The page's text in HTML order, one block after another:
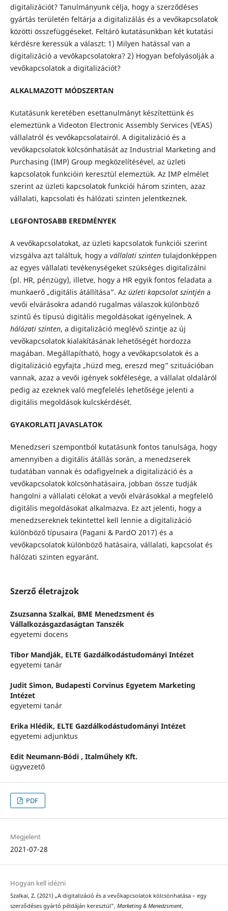
digitalizációt? Tanulmányunk célja, hogy a szerződéses
gyártás területén feltárja a digitalizálás és a vevőkapcsolatok
közötti összefüggéseket. Feltáró kutatásunkban két kutatási
kérdésre keressük a választ: 1) Milyen hatással van a
digitalizáció a vevőkapcsolatokra? 2) Hogyan befolyásolják a
vevőkapcsolatok a digitalizációt?
ALKALMAZOTT MÓDSZERTAN
Kutatásunk keretében esettanulmányt készítettünk és
elemeztünk a Videoton Electronic Assembly Services (VEAS)
vállalatról és vevőkapcsolatairól. A digitalizáció és a
vevőkapcsolatok kölcsönhatását az Industrial Marketing and
Purchasing (IMP) Group megközelítésével, az üzleti
kapcsolatok funkcióin keresztül elemeztük. Az IMP elmélet
szerint az üzleti kapcsolatok funkciói három szinten, azaz
vállalati, kapcsolati és hálózati szinten jelentkeznek.
LEGFONTOSABB EREDMÉNYEK
A vevőkapcsolatokat, az üzleti kapcsolatok funkciói szerint
vizsgálva azt találtuk, hogy a vállalati szintentulajdonképpen
az egyes vállalati tevékenységeket szükséges digitalizálni
(pl. HR, pénzügy), illetve, hogy a HR egyik fontos feladata a
munkaerő „digitális átállítása”. Az üzleti kapcsolat szintjéna
vevői elvárásokra adandó rugalmas válaszok különböző
szintű és típusú digitális megoldásokat igényelnek. A
hálózati szinten, a digitalizáció meglévő szintje az új
vevőkapcsolatok kialakításának lehetőségét hordozza
magában. Megállapítható, hogy a vevőkapcsolatok és a
digitalizáció egyfajta „húzd meg, ereszd meg” szituációban
vannak, azaz a vevői igények sokfélesége, a vállalat oldaláról
pedig az ezeknek való megfelelés lehetősége jelenti a
digitális megoldások kulcskérdését.
GYAKORLATI JAVASLATOK
Menedzseri szempontból kutatásunk fontos tanulsága, hogy
amennyiben a digitális átállás során, a menedzserek
tudatában vannak és odafigyelnek a digitalizáció és a
vevőkapcsolatok kölcsönhatásaira, jobban össze tudják
hangolni a vállalati célokat a vevői elvárásokkal a megfelelő
digitális megoldásokat alkalmazva. Ez azt jelenti, hogy a
menedzsereknek tekintettel kell lennie a digitalizáció
különböző típusaira (Pagani & PardO 2017) és a
vevőkapcsolatok különböző hatásaira, vállalati, kapcsolat és
hálózati szinten egyaránt.
Szerző életrajzok
Zsuzsanna Szalkai, BME Menedzsment és
Vállalkozásgazdaságtan Tanszék
egyetemi docens
Tibor Mandják, ELTE Gazdálkodástudományi Intézet
egyetemi tanár
Judit Simon, Budapesti Corvinus Egyetem Marketing
Intézet
egyetemi tanár
Erika Hlédik, ELTE Gazdálkodástudományi Intézet
egyetemi adjunktus
Edit Neumann-Bódi , Italműhely Kft.
ügyvezető
PDF
Megjelent
2021-07-28
Hogyan kell idézni
Szalkai, Z. (2021) „A digitalizáció és a vevőkapcsolatok kölcsönhatása – egy
szerződéses gyártó példáján keresztül”, Marketing & Menedzsment,